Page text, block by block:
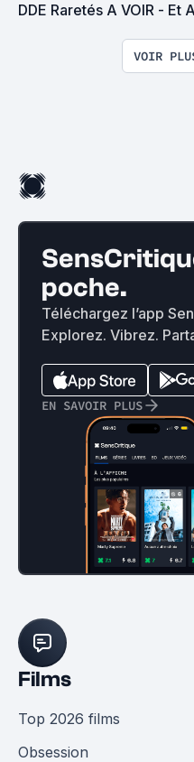
DDE Raretés A VOIR - Et
VOIR
poche.
Téléchargez l’app
Explorez. Vibrez.
EN SAVOIR PLUS
Films
Top 2026 films
Obsession